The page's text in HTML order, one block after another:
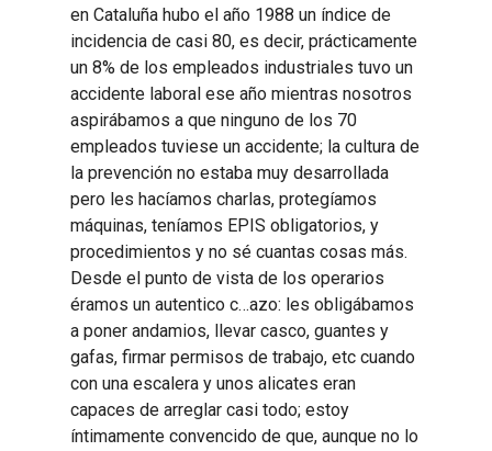
en Cataluña hubo el año 1988 un índice de
incidencia de casi 80, es decir, prácticamente
un 8% de los empleados industriales tuvo un
accidente laboral ese año mientras nosotros
aspirábamos a que ninguno de los 70
empleados tuviese un accidente; la cultura de
la prevención no estaba muy desarrollada
pero les hacíamos charlas, protegíamos
máquinas, teníamos EPIS obligatorios, y
procedimientos y no sé cuantas cosas más.
Desde el punto de vista de los operarios
éramos un autentico c…azo: les obligábamos
a poner andamios, llevar casco, guantes y
gafas, firmar permisos de trabajo, etc cuando
con una escalera y unos alicates eran
capaces de arreglar casi todo; estoy
íntimamente convencido de que, aunque no lo